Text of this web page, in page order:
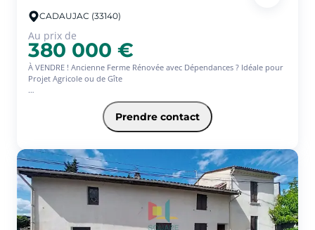
CADAUJAC (33140)
Au prix de
380 000 €
À VENDRE ! Ancienne Ferme Rénovée avec Dépendances ? Idéale pour
Projet Agricole ou de Gîte
Amoureux de la nature, porteurs de projets ruraux ou familles en
quête d'espace, cette authentique ferme n'attend que vous !
Située en pleine campagne, dans un cadre paisible et verdoyant, cette
D'un séjour chaleureux
D'une cuisine conviviale
De trois chambres spacieuses
Prendre contact